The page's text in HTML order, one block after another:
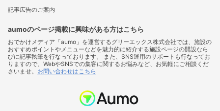
記事広告のご案内
aumoのページ掲載に興味がある方はこちら
おでかけメディア「aumo」を運営するグリーエックス株式会社では、施設の
おすすめポイントやメニューなどを魅力的に紹介する施設ページの開設なら
びに記事執筆を行なっております。 また、SNS運用のサポートも行なってお
りますので、WebやSNSでの集客に関するお悩みなど、お気軽にご相談くだ
さいませ。 お問い合わせはこちら